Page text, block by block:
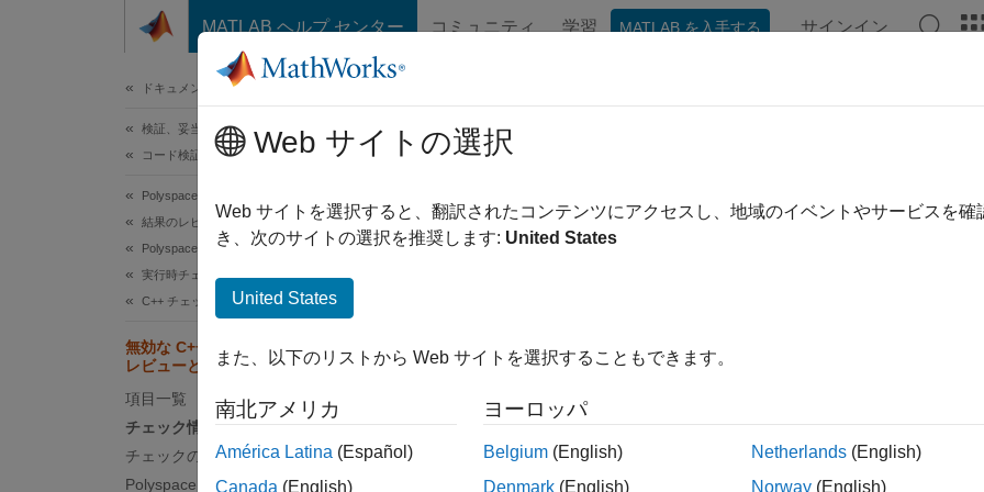
コンテンツへスキップ
MATLAB ヘルプ センター コミュニティ 学習 MATLAB を入手する サインイン
ドキュメンテーションのホーム
検証、妥当性確認、テスト
コード検証
Polyspace Code Prover
結果のレビューとレポート生成
Polyspace Code Prover の結果
実行時チェック
C++ チェック
無効な C++ に固有の演算チェックの
レビューと修正
項目一覧
チェック情報の解釈
チェックの根本原因の判定
Polyspace の前提条件へのチェックを
無効な C++ に固有の演算チェックの
このトピックでは、Polyspace®Code Prover™で[無効な C++ に固
方法を説明します。
件を表していると判定できます。前提条件を緩和するのに解析オプ
して検証を再実行します。それ以外の場合は、結果またはコードに
Web サイトの選択
Web サイトを選択すると、翻訳されたコンテンツにアクセスし、地域のイベントやサービスを
き、次のサイトの選択を推奨します: United States
United States
また、以下のリストから Web サイトを選択することもできます。
南北アメリカ
América Latina (Español)
Canada (English)
ヨーロッパ
Belgium (English)
Denmark (English)
Netherlands (English)
Norway (English)